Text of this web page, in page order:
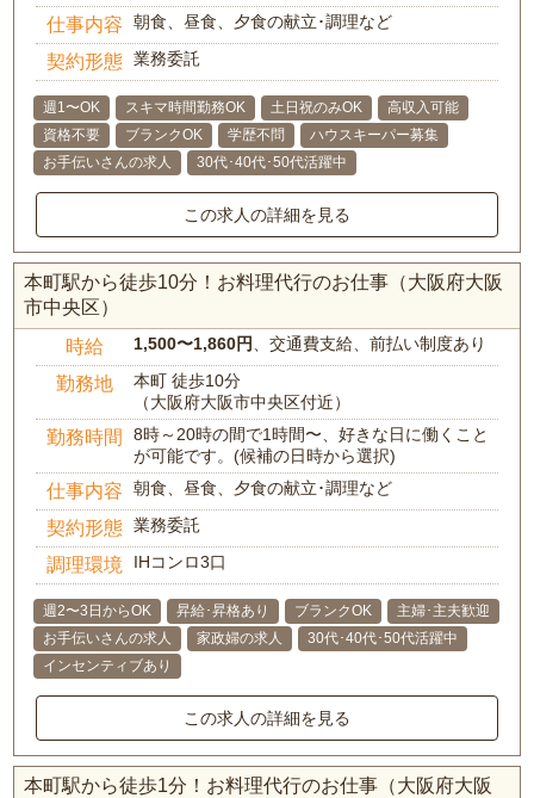
仕事内容 朝食、昼食、夕食の献立･調理など
契約形態 業務委託
週1〜OK スキマ時間勤務OK 土日祝のみOK
高収入可能
資格不要
ブランクOK 学歴不問
ハウスキーパー募集
お手伝いさんの求人
30代･40代･50代活躍中
この求人の詳細を見る
本町駅から徒歩10分！お料理代行のお仕事（大阪府大阪
市中央区）
時給 1,500〜1,860円 、交通費支給、前払い制度あり
勤務地
本町 徒歩10分
（大阪府大阪市中央区付近）
勤務時間
8時～20時の間で1時間〜、好きな日に働くこと
が可能です。(候補の日時から選択)
仕事内容 朝食、昼食、夕食の献立･調理など
契約形態 業務委託
調理環境 IHコンロ3口
週2〜3日からOK 昇給･昇格あり ブランクOK
主婦･主夫歓迎
お手伝いさんの求人
家政婦の求人
30代･40代･50代活躍中
インセンティブあり
この求人の詳細を見る
本町駅から徒歩1分！お料理代行のお仕事（大阪府大阪